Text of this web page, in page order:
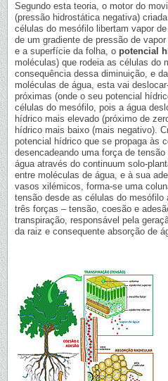
Segundo esta teoria, o motor do
(pressão hidrostática negativa)
células do mesófilo libertam vapor
de um gradiente de pressão de
e a superfície da folha, o potencial
moléculas) que rodeia as células do
consequência dessa diminuição, e
moléculas de água, esta vai
próximas (onde o seu potencial
células do mesófilo, pois a água
hídrico mais elevado (próximo de
hídrico mais baixo (mais negativo).
potencial hídrico que se propaga às
desencadeando uma força de
água através do continuum solo-
entre moléculas de água, e à sua
vasos xilémicos, forma-se uma
tensão desde as células do
três forças – tensão, coesão e
transpiração, responsável pela
da raiz e consequente absorção de